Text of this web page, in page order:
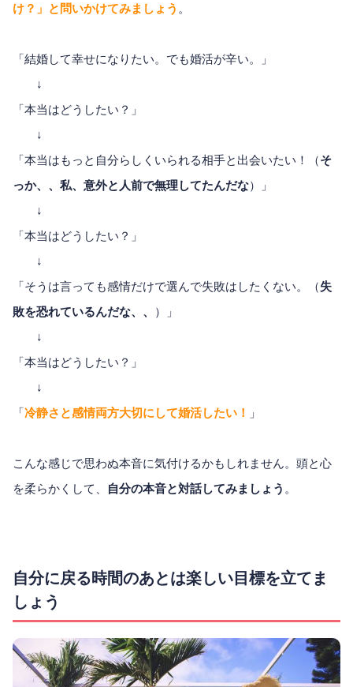
け？」と問いかけてみましょう 。
「結婚して幸せになりたい。でも婚活が辛い。」
↓
「本当はどうしたい？」
↓
「本当はもっと自分らしくいられる相手と出会いたい！（そ
っか、、私、意外と人前で無理してたんだな）」
↓
「本当はどうしたい？」
↓
「そうは言っても感情だけで選んで失敗はしたくない。（失
敗を恐れているんだな、、
）」
↓
「本当はどうしたい？」
↓
「冷静さと感情両方大切にして婚活したい！ 」
こんな感じで思わぬ本音に気付けるかもしれません。頭と心
を柔らかくして、
自分の本音と対話してみましょう 。
自分に戻る時間のあとは楽しい目標を立てま
しょう